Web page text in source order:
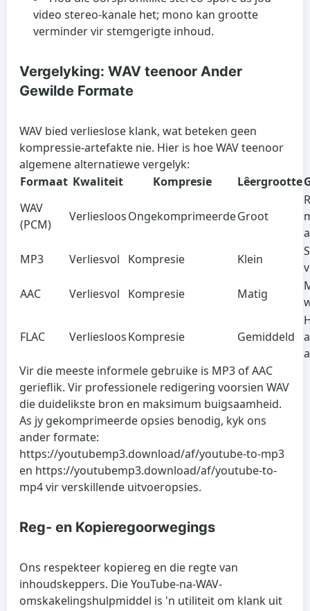
video stereo-kanale het; mono kan grootte
verminder vir stemgerigte inhoud.
Vergelyking: WAV teenoor Ander
Gewilde Formate
WAV bied verlieslose klank, wat beteken geen
kompressie-artefakte nie. Hier is hoe WAV teenoor
algemene alternatiewe vergelyk:
Formaat Kwaliteit Kompresie Lêergrootte
WAV
(PCM)
VerliesloosOngekomprimeerdeGroot
MP3
Verliesvol Kompresie Klein
AAC
Verliesvol Kompresie Matig
FLAC VerliesloosKompresie Gemiddeld
Vir die meeste informele gebruike is MP3 of AAC
gerieflik. Vir professionele redigering voorsien WAV
die duidelikste bron en maksimum buigsaamheid.
As jy gekomprimeerde opsies benodig, kyk ons
ander formate:
https://youtubemp3.download/af/youtube-to-mp3
en https://youtubemp3.download/af/youtube-to-
mp4 vir verskillende uitvoeropsies.
Reg- en Kopieregoorwegings
Ons respekteer kopiereg en die regte van
inhoudskeppers. Die YouTube-na-WAV-
omskakelingshulpmiddel is 'n utiliteit om klank uit